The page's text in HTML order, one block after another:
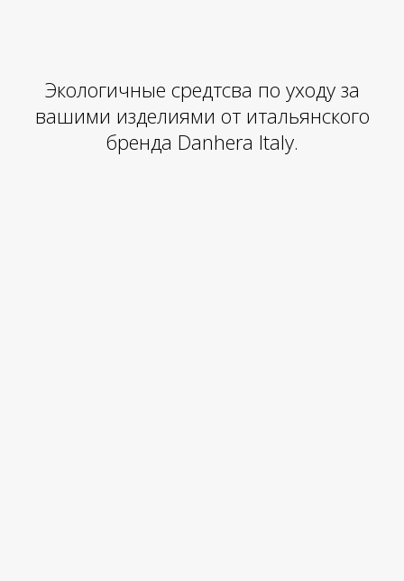
Экологичные средтсва по уходу за
вашими изделиями от итальянского
бренда Danhera Italy.